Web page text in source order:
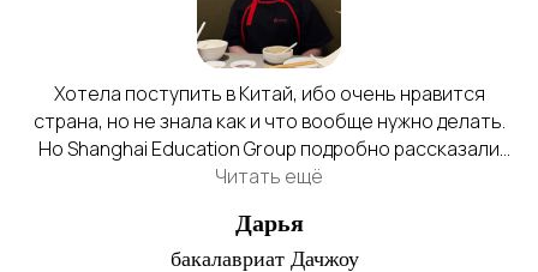
Хотела поступить в Китай, ибо очень нравится
страна, но не знала как и что вообще нужно делать.
Но Shanghai Education Group подробно рассказали
какие документы нужны и как их собирать. Благодаря
трат нервов.
Читать ещё
Дарья
бакалавриат Дачжоу